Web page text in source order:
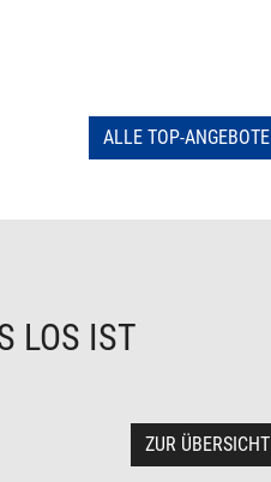
ALLE TOP-ANGEBOTE
LOS IST
ZUR ÜBERSICHT